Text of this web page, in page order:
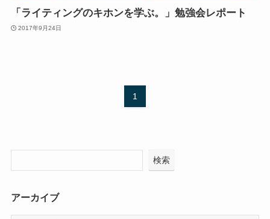
「ライティングのキホンを学ぶ。」勉強会レポート
2017年9月24日
1
検索
アーカイブ